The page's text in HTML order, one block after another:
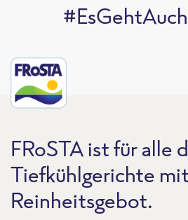
FRoSTA ist für alle
Tiefkühlgerichte
Reinheitsgebot.